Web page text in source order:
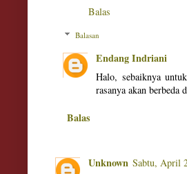
Balas
Balasan
Endang Indriani
Halo, sebaiknya
rasanya akan berbeda
Balas
Unknown Sabtu, April